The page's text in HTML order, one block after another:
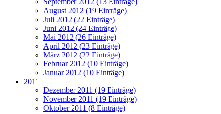
August 2012 (19 Einträge)
Juli 2012 (22 Einträge)
Juni 2012 (24 Einträge)
Mai 2012 (26 Einträge)
April 2012 (23 Einträge)
März 2012 (22 Einträge)
Februar 2012 (10 Einträge)
Januar 2012 (10 Einträge)
2011
Dezember 2011 (19 Einträge)
November 2011 (19 Einträge)
Oktober 2011 (8 Einträge)